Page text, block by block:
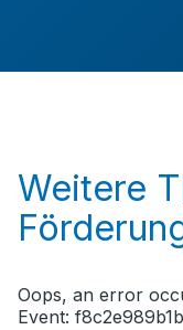
Weitere
Oops, an error
Event: